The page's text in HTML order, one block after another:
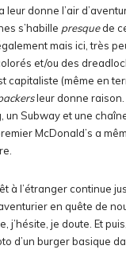
donne l’air
s’habille presquede
mais ici, très
et/ou des
capitaliste (même en
leur donne raison.
un Subway et une
McDonald’s a
à l’étranger continue
en quête de
j’hésite, je doute. Et
d’un burger basique